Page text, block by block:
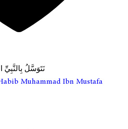
نَتَوَسَّلُ بِالنَّبِيِّ
Muhammad Ibn Mustafa